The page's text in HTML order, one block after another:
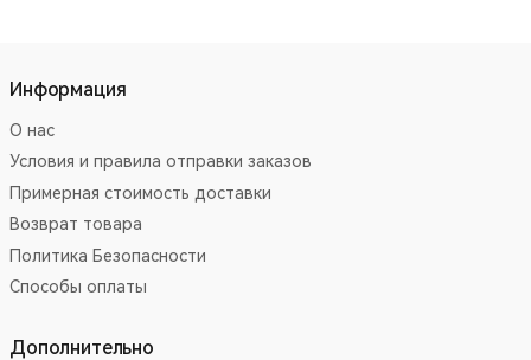
Информация
О нас
Условия и правила отправки заказов
Примерная стоимость доставки
Возврат товара
Политика Безопасности
Способы оплаты
Дополнительно